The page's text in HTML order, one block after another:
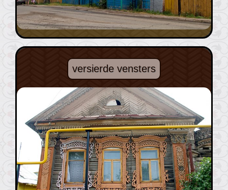
versierde vensters